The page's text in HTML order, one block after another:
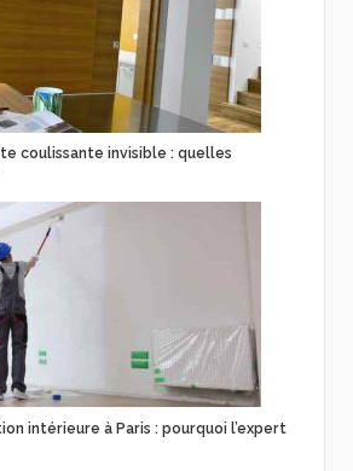
coulissante invisible : quelles
intérieure à Paris : pourquoi l’expert